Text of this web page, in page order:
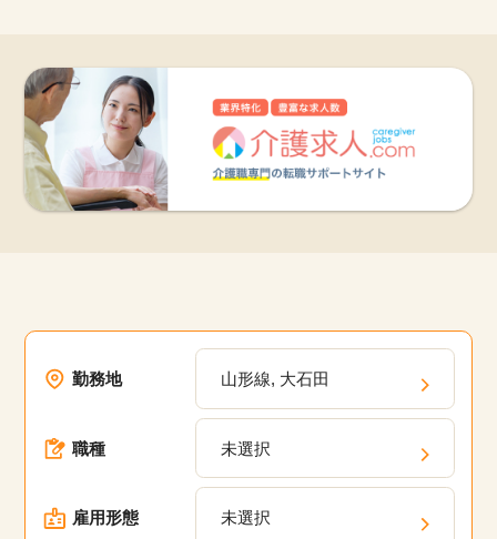
勤務地 山形線, 大石田
職種 未選択
雇用形態 未選択